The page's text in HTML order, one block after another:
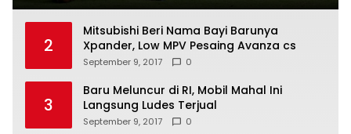
2
Mitsubishi Beri Nama Bayi Barunya
Xpander, Low MPV Pesaing Avanza cs
September 9, 2017 0
3
Baru Meluncur di RI, Mobil Mahal Ini
Langsung Ludes Terjual
September 9, 2017 0